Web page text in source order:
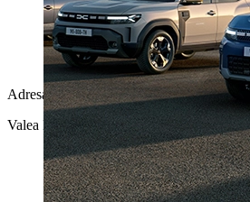
Adresa
Valea Lupului, DN28 10, Iași 707410